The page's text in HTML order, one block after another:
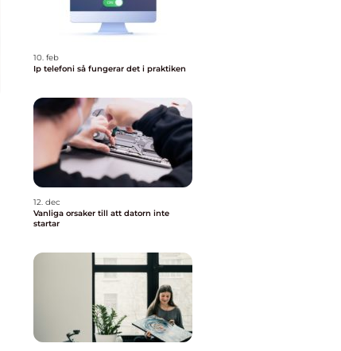
10. feb
Ip telefoni så fungerar det i praktiken
12. dec
Vanliga orsaker till att datorn inte
startar